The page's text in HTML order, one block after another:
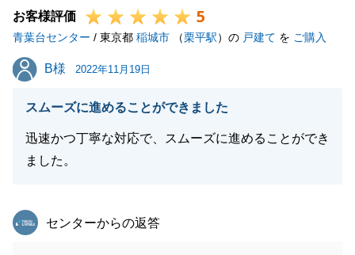
軽にお問合せくださいませ。
お客様評価 5
青葉台センター / 東京都 稲城市 （栗平駅）の 戸建て を ご購入
B様
B様 2022年11月19日
スムーズに進めることができました
迅速かつ丁寧な対応で、スムーズに進めることができ
ました。
東急リバブル
センターからの返答